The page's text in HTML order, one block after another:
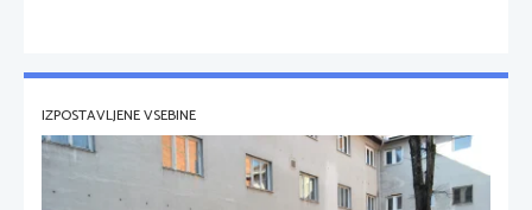
IZPOSTAVLJENE VSEBINE